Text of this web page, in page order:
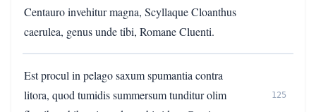
Centauro invehitur magna, Scyllaque Cloanthus
caerulea, genus unde tibi, Romane Cluenti.
Est procul in pelago saxum spumantia contra
litora, quod tumidis summersum tunditur olim
125